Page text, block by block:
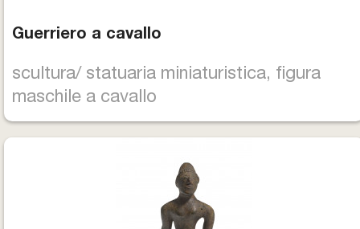
Guerriero a cavallo
scultura/ statuaria miniaturistica, figura
maschile a cavallo